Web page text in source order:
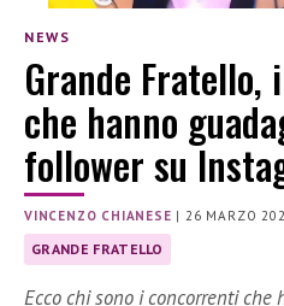
NEWS
Grande
che hanno
follower su
VINCENZO CHIANESE |26 MARZO
GRANDE FRATELLO
Ecco chi sono i concorrenti che